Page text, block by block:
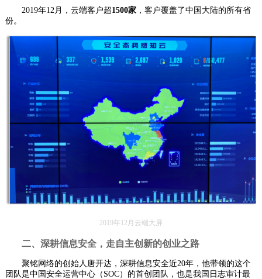
2019年12月，云端客户超1500家，客户覆盖了中国大陆的所有省
份。
2019年12月云端大屏
二、深耕信息安全，走自主创新的创业之路
聚铭网络的创始人唐开达，深耕信息安全近20年，他带领的这个
团队是中国安全运营中心（SOC）的首创团队，也是我国日志审计最